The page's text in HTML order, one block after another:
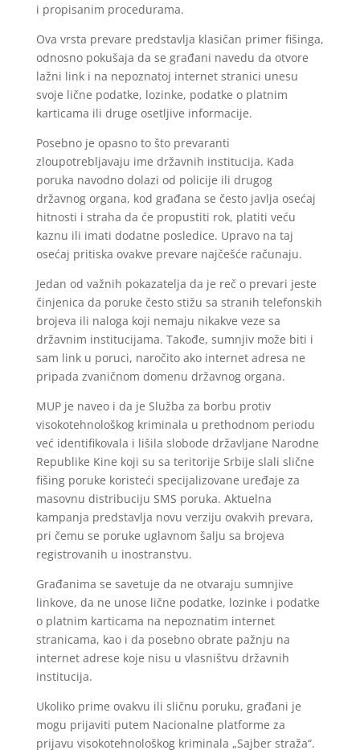
i propisanim procedurama.
Ova vrsta prevare predstavlja klasičan primer fišinga,
odnosno pokušaja da se građani navedu da otvore
lažni link i na nepoznatoj internet stranici unesu
svoje lične podatke, lozinke, podatke o platnim
karticama ili druge osetljive informacije.
Posebno je opasno to što prevaranti
zloupotrebljavaju ime državnih institucija. Kada
poruka navodno dolazi od policije ili drugog
državnog organa, kod građana se često javlja osećaj
hitnosti i straha da će propustiti rok, platiti veću
kaznu ili imati dodatne posledice. Upravo na taj
osećaj pritiska ovakve prevare najčešće računaju.
Jedan od važnih pokazatelja da je reč o prevari jeste
činjenica da poruke često stižu sa stranih telefonskih
brojeva ili naloga koji nemaju nikakve veze sa
državnim institucijama. Takođe, sumnjiv može biti i
sam link u poruci, naročito ako internet adresa ne
pripada zvaničnom domenu državnog organa.
MUP je naveo i da je Služba za borbu protiv
visokotehnološkog kriminala u prethodnom periodu
već identifikovala i lišila slobode državljane Narodne
Republike Kine koji su sa teritorije Srbije slali slične
fišing poruke koristeći specijalizovane uređaje za
masovnu distribuciju SMS poruka. Aktuelna
kampanja predstavlja novu verziju ovakvih prevara,
pri čemu se poruke uglavnom šalju sa brojeva
registrovanih u inostranstvu.
Građanima se savetuje da ne otvaraju sumnjive
linkove, da ne unose lične podatke, lozinke i podatke
o platnim karticama na nepoznatim internet
stranicama, kao i da posebno obrate pažnju na
internet adrese koje nisu u vlasništvu državnih
institucija.
Ukoliko prime ovakvu ili sličnu poruku, građani je
mogu prijaviti putem Nacionalne platforme za
prijavu visokotehnološkog kriminala „Sajber straža“.